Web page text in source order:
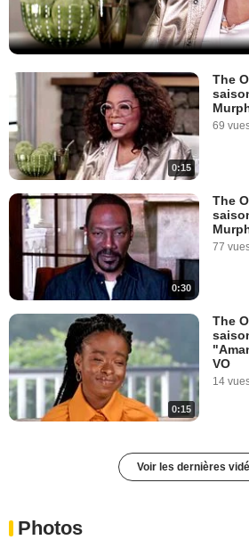
0:15
The
69
0:30
The
77
0:15
The
VO
14
Voir les dernières
Photos